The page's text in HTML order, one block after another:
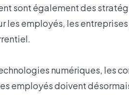
sont également des
les employés, les
numériques, les
employés doivent